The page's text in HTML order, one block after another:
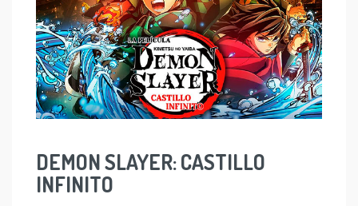
DEMON SLAYER: CASTILLO
INFINITO